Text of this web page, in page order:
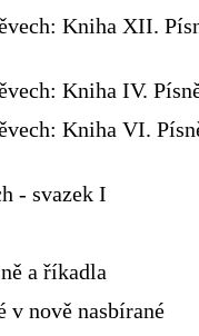
Kniha XII.
Kniha IV.
Kniha VI.
- svazek I
a říkadla
v nově nasbírané